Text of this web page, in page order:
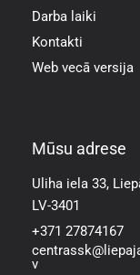
Darba laiki
Kontakti
Web vecā versija
Mūsu adrese
Uliha iela 33,
LV-3401
+371 27874167
v